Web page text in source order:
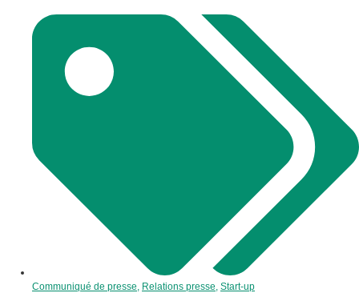
Communiqué de presse, Relations presse, Start-up